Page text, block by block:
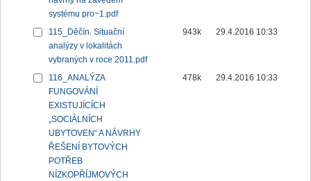
systému pro~1.pdf
115_Děčín. Situační
analýzy v lokalitách
vybraných v roce 2011.pdf
943k 29.4.2016 10:33
116_ANALÝZA
FUNGOVÁNÍ
EXISTUJÍCÍCH
„SOCIÁLNÍCH
UBYTOVEN“ A NÁVRHY
ŘEŠENÍ BYTOVÝCH
POTŘEB
NÍZKOPŘÍJMOVÝCH
478k 29.4.2016 10:33